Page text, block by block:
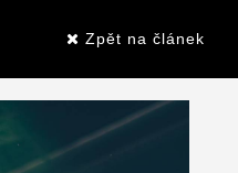
Zpět na článek